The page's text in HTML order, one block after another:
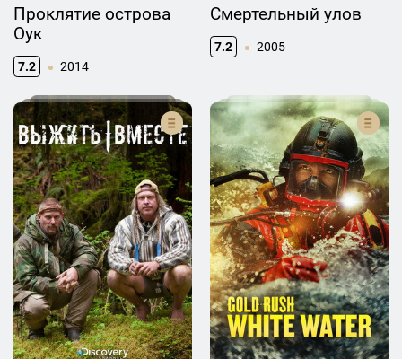
Проклятие острова
Оук
7.2 2014
Смертельный улов
7.2 2005